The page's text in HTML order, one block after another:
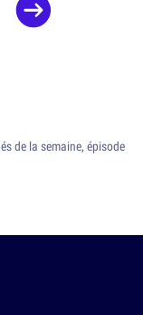
de la semaine, épisode